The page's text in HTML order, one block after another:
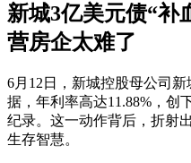
新城3亿美元债“补
营房企太难了
6月12日，新城控股母公司
据，年利率高达11.88%，创
纪录。这一动作背后，折射
生存智慧。